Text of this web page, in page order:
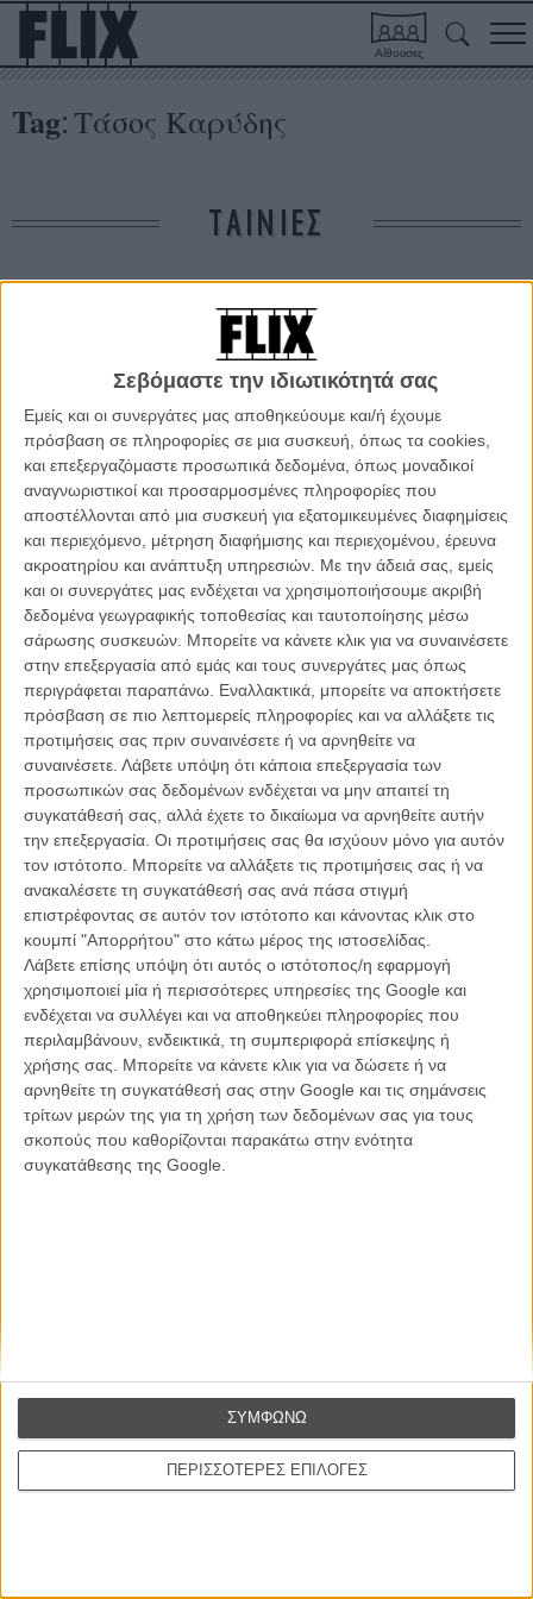
Σεβόμαστε την ιδιωτικότητά σας
Εμείς και οι συνεργάτες μας αποθηκεύουμε και/ή έχουμε
πρόσβαση σε πληροφορίες σε μια συσκευή, όπως τα cookies,
και επεξεργαζόμαστε προσωπικά δεδομένα, όπως μοναδικοί
αναγνωριστικοί και προσαρμοσμένες πληροφορίες που
αποστέλλονται από μια συσκευή για εξατομικευμένες διαφημίσεις
και περιεχόμενο, μέτρηση διαφήμισης και περιεχομένου, έρευνα
ακροατηρίου και ανάπτυξη υπηρεσιών. Με την άδειά σας, εμείς
και οι συνεργάτες μας ενδέχεται να χρησιμοποιήσουμε ακριβή
δεδομένα γεωγραφικής τοποθεσίας και ταυτοποίησης μέσω
σάρωσης συσκευών. Μπορείτε να κάνετε κλικ για να συναινέσετε
στην επεξεργασία από εμάς και τους συνεργάτες μας όπως
περιγράφεται παραπάνω. Εναλλακτικά, μπορείτε να αποκτήσετε
πρόσβαση σε πιο λεπτομερείς πληροφορίες και να αλλάξετε τις
προτιμήσεις σας πριν συναινέσετε ή να αρνηθείτε να
συναινέσετε. Λάβετε υπόψη ότι κάποια επεξεργασία των
προσωπικών σας δεδομένων ενδέχεται να μην απαιτεί τη
συγκατάθεσή σας, αλλά έχετε το δικαίωμα να αρνηθείτε αυτήν
την επεξεργασία. Οι προτιμήσεις σας θα ισχύουν μόνο για αυτόν
τον ιστότοπο. Μπορείτε να αλλάξετε τις προτιμήσεις σας ή να
ανακαλέσετε τη συγκατάθεσή σας ανά πάσα στιγμή
επιστρέφοντας σε αυτόν τον ιστότοπο και κάνοντας κλικ στο
κουμπί "Απορρήτου" στο κάτω μέρος της ιστοσελίδας.
Λάβετε επίσης υπόψη ότι αυτός ο ιστότοπος/η εφαρμογή
χρησιμοποιεί μία ή περισσότερες υπηρεσίες της Google και
ενδέχεται να συλλέγει και να αποθηκεύει πληροφορίες που
περιλαμβάνουν, ενδεικτικά, τη συμπεριφορά επίσκεψης ή
χρήσης σας. Μπορείτε να κάνετε κλικ για να δώσετε ή να
αρνηθείτε τη συγκατάθεσή σας στην Google και τις σημάνσεις
τρίτων μερών της για τη χρήση των δεδομένων σας για τους
σκοπούς που καθορίζονται παρακάτω στην ενότητα
συγκατάθεσης της Google.
ΠΕΡΙΣΣΟΤΕΡΕΣ ΕΠΙΛΟΓΕΣ
ΣΥΜΦΩΝΩ
Αίθουσες
Tag: Τάσος Καρύδης
ΤΑΙΝΙΕΣ
Δε βρέθηκαν σχετικές κριτικές ταινιών.
ΑΡΘΡΑ
Φεστιβάλ Δράμας 2015: «Βυθός» του Τάσου Καρύδη
ΘΕΜΑΤΑ /07 ΣΕΠ 2015 / Γιώργος Κρασσακόπουλος
Βιμ Βέντερς
Συνέντευξη
Η επιτυχία είναι υπερτιμημένη. Δεν σε κάνει
καλύτερο, δεν σε πάει πουθενά η επιτυχία. Είναι
απλώς ένα ωραίο, ανεβαστικό, επιφανειακό
συναίσθημα.»
CONNECT
Εγγράψου στο εβδομαδιαίο newsletter μας.
ΕΓΓΡΑΦΗ
Θέλω να λαμβάνω τα newsletter σας.